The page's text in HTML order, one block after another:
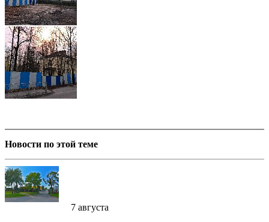
Новости по этой теме
7 августа